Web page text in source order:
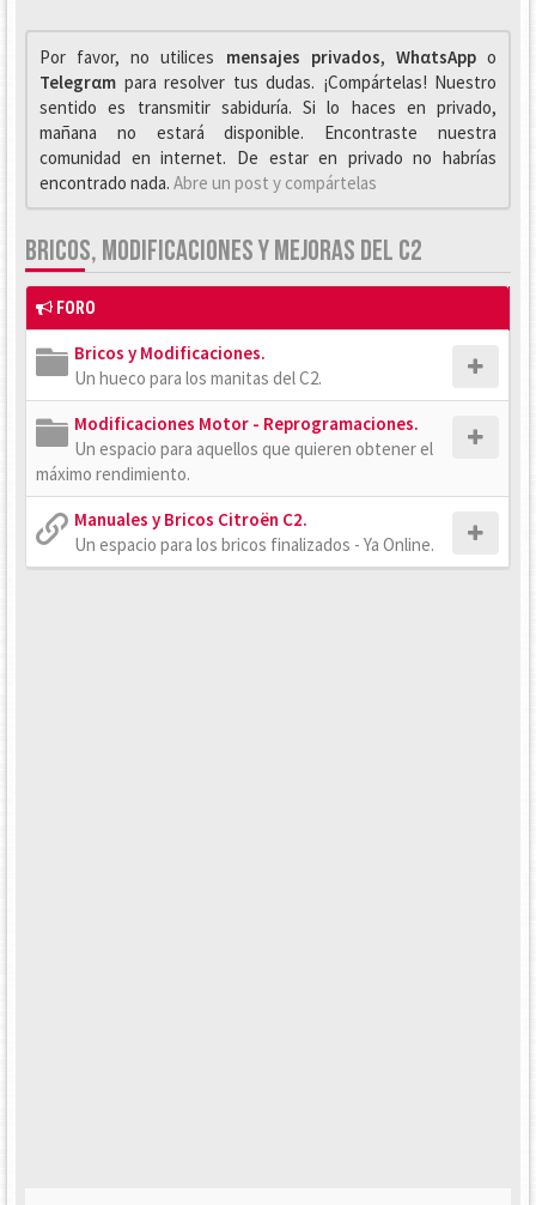
Por favor, no utilices mensajes privados, WhαtsAppo
Telegrαm para resolver tus dudas. ¡Compártelas! Nuestro
sentido es transmitir sabiduría. Si lo haces en privado,
mañana no estará disponible. Encontraste nuestra
comunidad en internet. De estar en privado no habrías
encontrado nada. Abre un post y compártelas
BRICOS, MODIFICACIONES Y MEJORAS DEL C2
FORO
Bricos y Modificaciones.
Un hueco para los manitas del C2.
Modificaciones Motor - Reprogramaciones.
Un espacio para aquellos que quieren obtener el
máximo rendimiento.
Manuales y Bricos Citroën C2.
Un espacio para los bricos finalizados - Ya Online.